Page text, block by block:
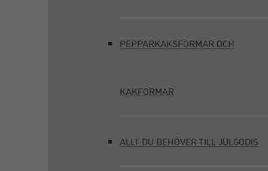
PEPPARKAKSFORMAR OCH
KAKFORMAR
ALLT DU BEHÖVER TILL JULGODIS